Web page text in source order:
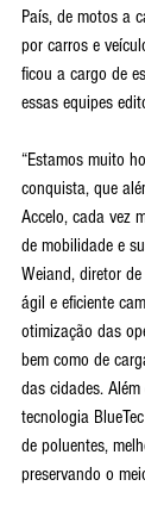
País, de motos a
por carros e
ficou a cargo de
essas equipes
“Estamos muito
conquista, que
Accelo, cada vez
de mobilidade e
Weiand, diretor
ágil e eficiente
otimização das
bem como de
das cidades.
tecnologia
de poluentes,
preservando o